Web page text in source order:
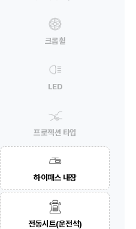
크롬휠
LED
프로젝션 타입
하이패스 내장
전동시트(운전석)